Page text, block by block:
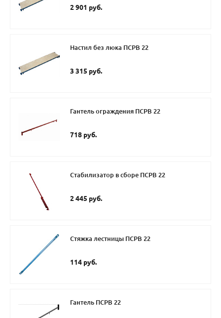
2 901 руб.
Настил без люка ПСРВ 22
3 315 руб.
Гантель ограждения ПСРВ 22
718 руб.
Стабилизатор в сборе ПСРВ 22
2 445 руб.
Стяжка лестницы ПСРВ 22
114 руб.
Гантель ПСРВ 22